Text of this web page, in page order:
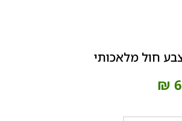
חול מלאכותי
₪